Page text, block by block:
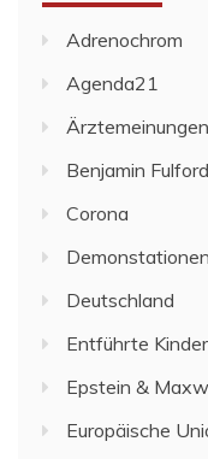
Adrenochrom
Agenda21
Ärztemeinungen
Benjamin Fulford
Corona
Demonstationen
Deutschland
Entführte Kinder
Epstein &
Europäische